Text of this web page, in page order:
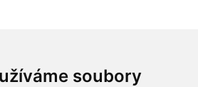
soubory